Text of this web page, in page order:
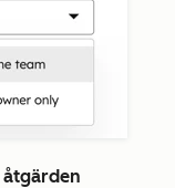
åtgärden